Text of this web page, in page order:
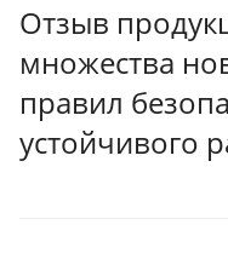
Отзыв
множества
правил
устойчивого